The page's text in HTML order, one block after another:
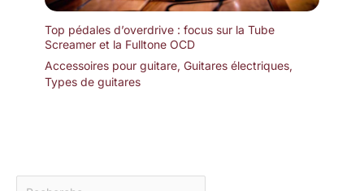
Top pédales d’overdrive : focus sur la Tube
Screamer et la Fulltone OCD
Accessoires pour guitare, Guitares électriques,
Types de guitares